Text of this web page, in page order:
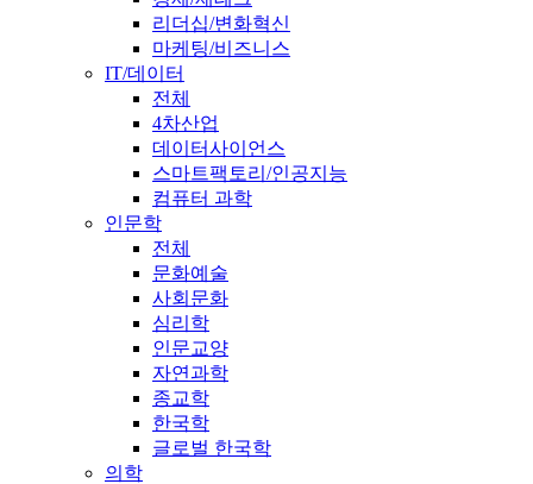
리더십/변화혁신
마케팅/비즈니스
IT/데이터
전체
4차산업
데이터사이언스
스마트팩토리/인공지능
컴퓨터 과학
인문학
전체
문화예술
사회문화
심리학
인문교양
자연과학
종교학
한국학
글로벌 한국학
의학